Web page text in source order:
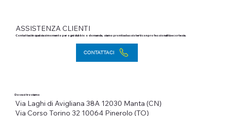
Contattaci in qualsiasi momento per ogni dubbio o domanda, siamo pronti ad assisterti con professionalità e cortesia.
CONTATTACI
ASSISTENZA CLIENTI
Dove ci troviamo
Via Laghi di Avigliana 38A 12030 Manta (CN)
Via Corso Torino 32 10064 Pinerolo (TO)